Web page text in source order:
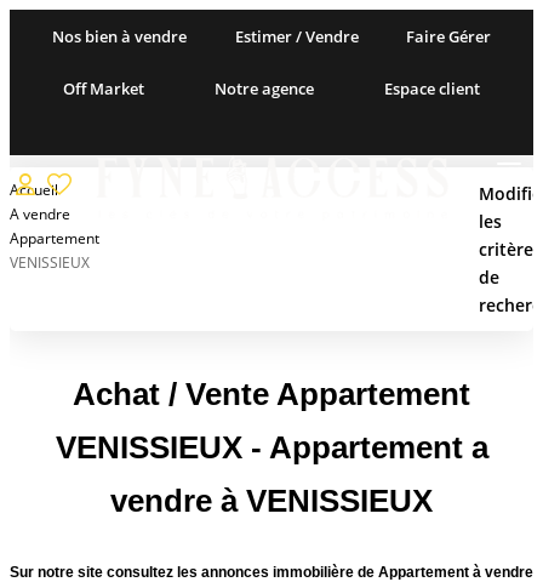
Nos bien à vendre Estimer / Vendre Faire Gérer
Off Market Notre agence Espace client
ESTIMER / VENDRE
Nos Biens Vendus
FAIRE GÉRER
Accueil
A vendre
Appartement
VENISSIEUX
les
critères
de
Localisation
Localisation
Type de bien
Achat / Vente Appartement
VENISSIEUX - Appartement a
vendre à VENISSIEUX
Sur notre site consultez les annonces immobilière de Appartement à vendre